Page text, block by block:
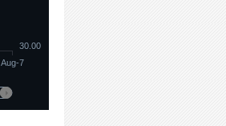
Aug-7
30.00